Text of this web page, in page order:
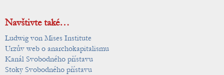
Navštivte také…
Ludwig von Mises Institute
Urzův web o anarchokapitalismu
Kanál Svobodného přístavu
Stoky Svobodného přístavu